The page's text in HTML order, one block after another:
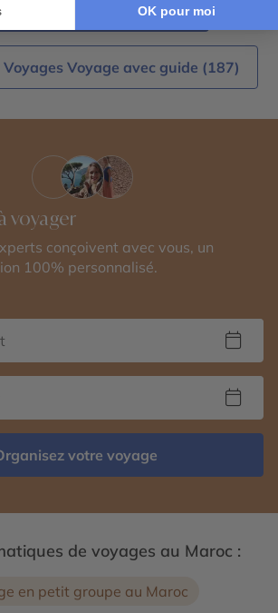
nos Voyages Maroc (19)
Voyage avec guide (187)
voyager
conçoivent avec vous, un
100% personnalisé.
votre voyage
de voyages au Maroc :
en petit groupe au Maroc